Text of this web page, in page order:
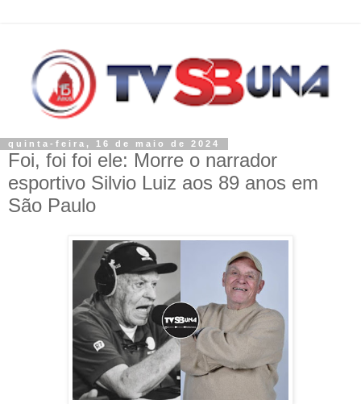
quinta-feira, 16 de maio de 2024
Foi, foi foi ele: Morre o narrador
esportivo Silvio Luiz aos 89 anos em
São Paulo